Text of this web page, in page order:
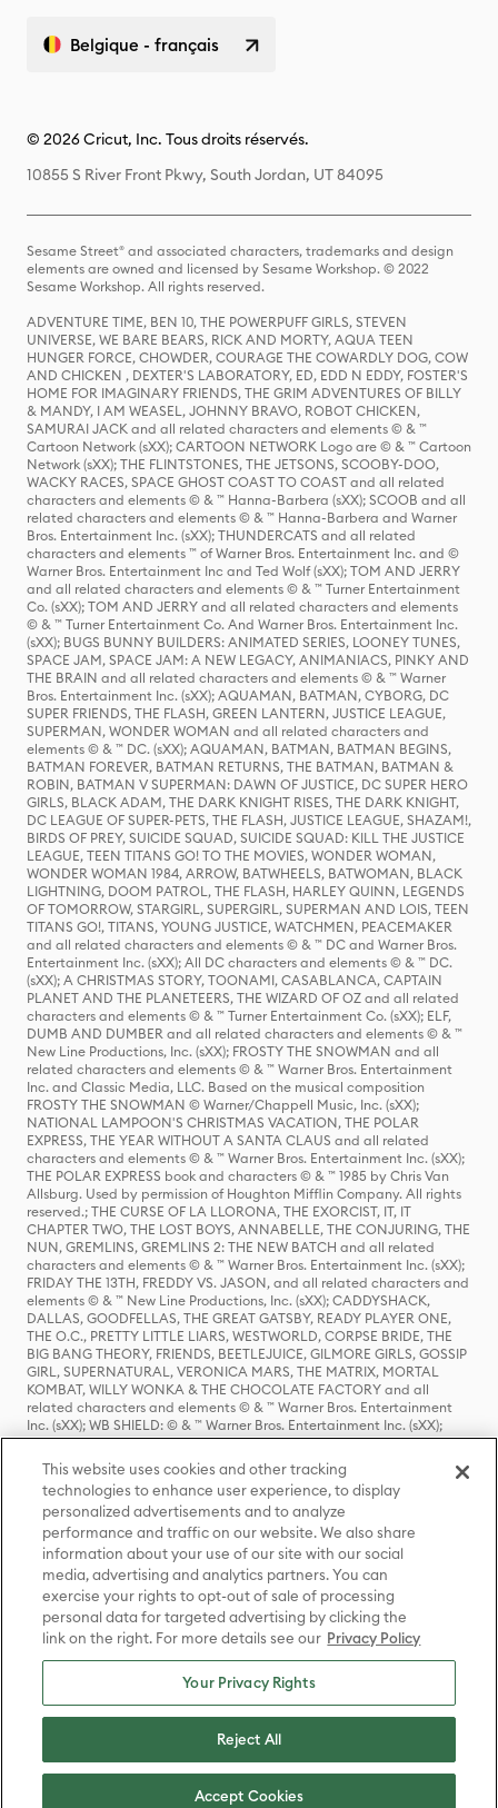
Belgique - français
© 2026 Cricut, Inc. Tous droits réservés.
10855 S River Front Pkwy, South Jordan, UT 84095
Sesame Street® and associated characters, trademarks and design
elements are owned and licensed by Sesame Workshop. © 2022
Sesame Workshop. All rights reserved.
ADVENTURE TIME, BEN 10, THE POWERPUFF GIRLS, STEVEN
UNIVERSE, WE BARE BEARS, RICK AND MORTY, AQUA TEEN
HUNGER FORCE, CHOWDER, COURAGE THE COWARDLY DOG, COW
AND CHICKEN , DEXTER'S LABORATORY, ED, EDD N EDDY, FOSTER'S
HOME FOR IMAGINARY FRIENDS, THE GRIM ADVENTURES OF BILLY
& MANDY, I AM WEASEL, JOHNNY BRAVO, ROBOT CHICKEN,
SAMURAI JACK and all related characters and elements © & ™
Cartoon Network (sXX); CARTOON NETWORK Logo are © & ™ Cartoon
Network (sXX); THE FLINTSTONES, THE JETSONS, SCOOBY-DOO,
WACKY RACES, SPACE GHOST COAST TO COAST and all related
characters and elements © & ™ Hanna-Barbera (sXX); SCOOB and all
related characters and elements © & ™ Hanna-Barbera and Warner
Bros. Entertainment Inc. (sXX); THUNDERCATS and all related
characters and elements ™ of Warner Bros. Entertainment Inc. and ©
Warner Bros. Entertainment Inc and Ted Wolf (sXX); TOM AND JERRY
and all related characters and elements © & ™ Turner Entertainment
Co. (sXX); TOM AND JERRY and all related characters and elements
© & ™ Turner Entertainment Co. And Warner Bros. Entertainment Inc.
(sXX); BUGS BUNNY BUILDERS: ANIMATED SERIES, LOONEY TUNES,
SPACE JAM, SPACE JAM: A NEW LEGACY, ANIMANIACS, PINKY AND
THE BRAIN and all related characters and elements © & ™ Warner
Bros. Entertainment Inc. (sXX); AQUAMAN, BATMAN, CYBORG, DC
SUPER FRIENDS, THE FLASH, GREEN LANTERN, JUSTICE LEAGUE,
SUPERMAN, WONDER WOMAN and all related characters and
elements © & ™ DC. (sXX); AQUAMAN, BATMAN, BATMAN BEGINS,
BATMAN FOREVER, BATMAN RETURNS, THE BATMAN, BATMAN &
ROBIN, BATMAN V SUPERMAN: DAWN OF JUSTICE, DC SUPER HERO
GIRLS, BLACK ADAM, THE DARK KNIGHT RISES, THE DARK KNIGHT,
DC LEAGUE OF SUPER-PETS, THE FLASH, JUSTICE LEAGUE, SHAZAM!,
BIRDS OF PREY, SUICIDE SQUAD, SUICIDE SQUAD: KILL THE JUSTICE
LEAGUE, TEEN TITANS GO! TO THE MOVIES, WONDER WOMAN,
WONDER WOMAN 1984, ARROW, BATWHEELS, BATWOMAN, BLACK
LIGHTNING, DOOM PATROL, THE FLASH, HARLEY QUINN, LEGENDS
OF TOMORROW, STARGIRL, SUPERGIRL, SUPERMAN AND LOIS, TEEN
TITANS GO!, TITANS, YOUNG JUSTICE, WATCHMEN, PEACEMAKER
and all related characters and elements © & ™ DC and Warner Bros.
Entertainment Inc. (sXX); All DC characters and elements © & ™ DC.
(sXX); A CHRISTMAS STORY, TOONAMI, CASABLANCA, CAPTAIN
PLANET AND THE PLANETEERS, THE WIZARD OF OZ and all related
characters and elements © & ™ Turner Entertainment Co. (sXX); ELF,
DUMB AND DUMBER and all related characters and elements © & ™
New Line Productions, Inc. (sXX); FROSTY THE SNOWMAN and all
related characters and elements © & ™ Warner Bros. Entertainment
Inc. and Classic Media, LLC. Based on the musical composition
FROSTY THE SNOWMAN © Warner/Chappell Music, Inc. (sXX);
NATIONAL LAMPOON'S CHRISTMAS VACATION, THE POLAR
EXPRESS, THE YEAR WITHOUT A SANTA CLAUS and all related
characters and elements © & ™ Warner Bros. Entertainment Inc. (sXX);
THE POLAR EXPRESS book and characters © & ™ 1985 by Chris Van
Allsburg. Used by permission of Houghton Mifflin Company. All rights
reserved.; THE CURSE OF LA LLORONA, THE EXORCIST, IT, IT
CHAPTER TWO, THE LOST BOYS, ANNABELLE, THE CONJURING, THE
NUN, GREMLINS, GREMLINS 2: THE NEW BATCH and all related
characters and elements © & ™ Warner Bros. Entertainment Inc. (sXX);
FRIDAY THE 13TH, FREDDY VS. JASON, and all related characters and
elements © & ™ New Line Productions, Inc. (sXX); CADDYSHACK,
DALLAS, GOODFELLAS, THE GREAT GATSBY, READY PLAYER ONE,
THE O.C., PRETTY LITTLE LIARS, WESTWORLD, CORPSE BRIDE, THE
BIG BANG THEORY, FRIENDS, BEETLEJUICE, GILMORE GIRLS, GOSSIP
GIRL, SUPERNATURAL, VERONICA MARS, THE MATRIX, MORTAL
KOMBAT, WILLY WONKA & THE CHOCOLATE FACTORY and all
related characters and elements © & ™ Warner Bros. Entertainment
Inc. (sXX); WB SHIELD: © & ™ Warner Bros. Entertainment Inc. (sXX);
HOUSE OF THE DRAGON, GAME OF THRONES, and all related
characters and elements © & ™ Home Box Office, Inc. (sXX); CHILLING
ADVENTURES OF SABRINA, RIVERDALE © & ™ Warner Bros.
Entertainment Inc. Archie Comics and all related characters and
elements © & ™ Archie Comic Publications, Inc. Used with permission.
(sXX); SEINFELD and all related characters and elements © & ™ Castle
Rock Entertainment. (sXX); TED LASSO © & ™ Warner Bros.
Entertainment Inc. & Universal Television LLC (sXX); THE HOBBIT: AN
UNEXPECTED JOURNEY, THE HOBBIT: THE DESOLATION OF SMAUG,
THE HOBBIT: THE BATTLE OF THE FIVE ARMIES, THE LORD OF THE
RINGS: THE FELLOWSHIP OF THE RING, THE LORD OF THE RINGS: THE
TWO TOWERS, THE LORD OF THE RINGS: THE RETURN OF THE KING
and the names of the characters, items, events and places therein are
TM of The Saul Zaentz Company d/b/a Middle-earth Enterprises
under license to New Line Productions, Inc. (sXX), © Warner Bros.
Entertainment Inc. All rights reserved; WHERE THE WILD THINGS ARE
Entertainment Inc. (sXX); WIZARDING WORLD and all related
trademarks, characters, names, and indicia are © & ™ Warner Bros.
This website uses cookies and other tracking
technologies to enhance user experience, to display
personalized advertisements and to analyze
performance and traffic on our website. We also share
information about your use of our site with our social
media, advertising and analytics partners. You can
exercise your rights to opt-out of sale of processing
personal data for targeted advertising by clicking the
link on the right. For more details see our Privacy Policy
Your Privacy Rights
Reject All
Accept Cookies